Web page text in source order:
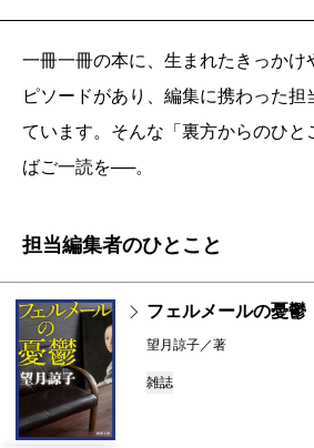
一冊一冊の本に、生まれたきっかけ
ピソードがあり、編集に携わった担
ています。そんな「裏方からのひと
ばご一読を──。
担当編集者のひとこと
フェルメールの憂鬱
望月諒子／著
雑誌